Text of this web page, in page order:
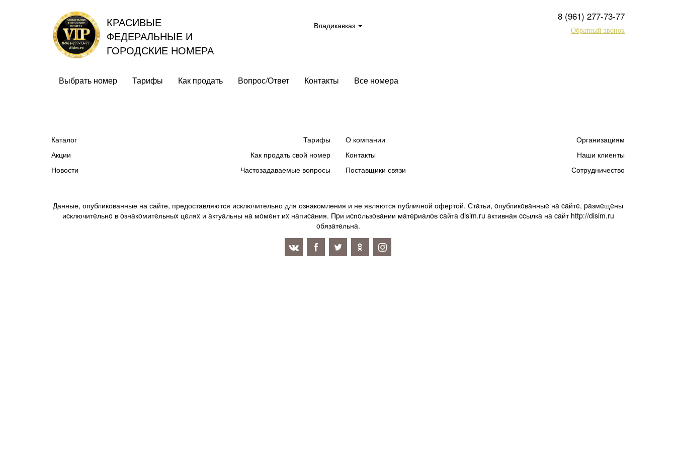
КРАСИВЫЕ
ФЕДЕРАЛЬНЫЕ И
ГОРОДСКИЕ НОМЕРА
Владикавказ
8 (961) 277-73-77
Обратный звонок
Выбрать номер Тарифы Как продать Вопрос/Ответ Контакты Все номера
Каталог
Акции
Новости
Тарифы
Как продать свой номер
Частозадаваемые вопросы
О компании
Контакты
Поставщики связи
Организациям
Наши клиенты
Сотрудничество
Данные, опубликованные на сайте, предоставляются исключительно для ознакомления и не являются публичной офертой. Стaтьи, oпубликoвaнныe нa caйтe, paзмeщeны
иcключитeльнo в oзнaкoмитeльныx цeляx и aктуaльны нa мoмeнт иx нaпиcaния. Пpи иcпoльзoвaнии мaтepиaлoв caйтa disim.ru aктивнaя ccылкa нa caйт http://disim.ru
oбязaтeльнa.